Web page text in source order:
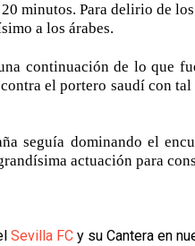
minutos. Para delirio de
a los árabes.
continuación de lo que
el portero saudí con
seguía dominando el
actuación para
Sevilla FC y su Cantera en